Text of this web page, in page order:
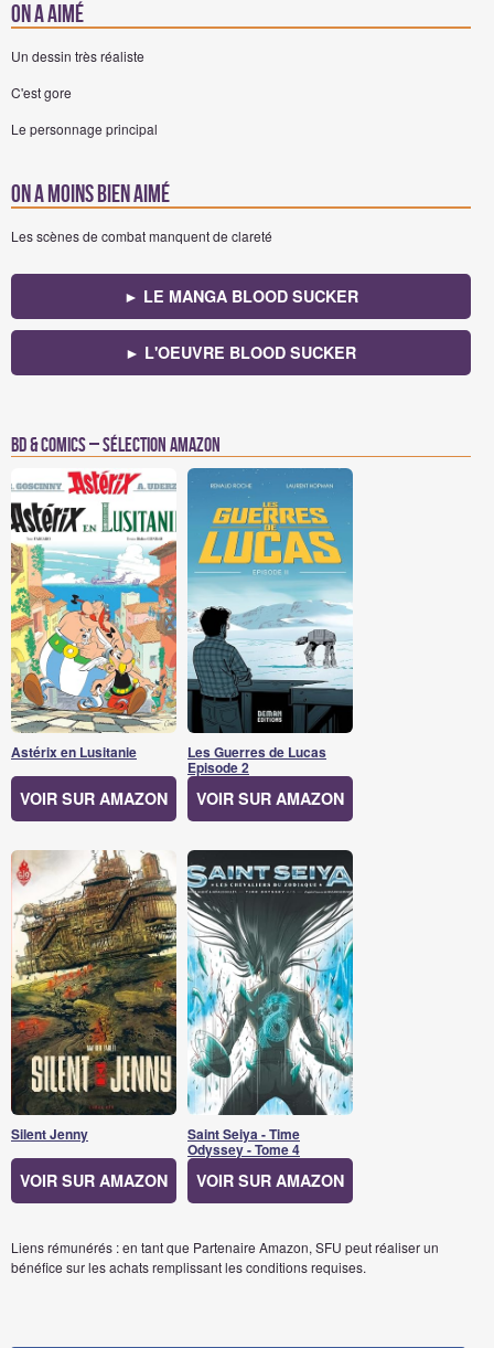
On a aimé
Un dessin très réaliste
C'est gore
Le personnage principal
On a moins bien aimé
Les scènes de combat manquent de clareté
► LE MANGA BLOOD SUCKER
► L'OEUVRE BLOOD SUCKER
BD & Comics – Sélection Amazon
Astérix en Lusitanie
VOIR SUR AMAZON
Les Guerres de Lucas
Episode 2
VOIR SUR AMAZON
Silent Jenny
VOIR SUR AMAZON
Saint Seiya - Time
Odyssey - Tome 4
VOIR SUR AMAZON
Liens rémunérés : en tant que Partenaire Amazon, SFU peut réaliser un
bénéfice sur les achats remplissant les conditions requises.